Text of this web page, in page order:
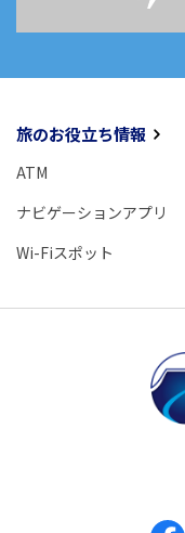
旅のお役立ち情報
ATM
ナビゲーションアプリ
Wi-Fiスポット